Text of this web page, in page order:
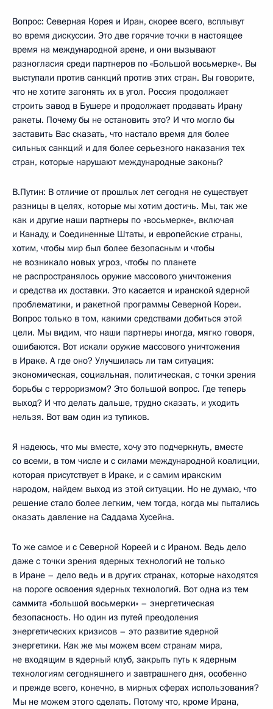
Вопрос: Северная Корея и Иран, скорее всего, всплывут
во время дискуссии. Это две горячие точки в настоящее
время на международной арене, и они вызывают
разногласия среди партнеров по «Большой восьмерке». Вы
выступали против санкций против этих стран. Вы говорите,
что не хотите загонять их в угол. Россия продолжает
строить завод в Бушере и продолжает продавать Ирану
ракеты. Почему бы не остановить это? И что могло бы
заставить Вас сказать, что настало время для более
сильных санкций и для более серьезного наказания тех
стран, которые нарушают международные законы?
В.Путин: В отличие от прошлых лет сегодня не существует
разницы в целях, которые мы хотим достичь. Мы, так же
как и другие наши партнеры по «восьмерке», включая
и Канаду, и Соединенные Штаты, и европейские страны,
хотим, чтобы мир был более безопасным и чтобы
не возникало новых угроз, чтобы по планете
не распространялось оружие массового уничтожения
и средства их доставки. Это касается и иранской ядерной
проблематики, и ракетной программы Северной Кореи.
Вопрос только в том, какими средствами добиться этой
цели. Мы видим, что наши партнеры иногда, мягко говоря,
ошибаются. Вот искали оружие массового уничтожения
в Ираке. А где оно? Улучшилась ли там ситуация:
экономическая, социальная, политическая, с точки зрения
борьбы с терроризмом? Это большой вопрос. Где теперь
выход? И что делать дальше, трудно сказать, и уходить
нельзя. Вот вам один из тупиков.
Я надеюсь, что мы вместе, хочу это подчеркнуть, вместе
со всеми, в том числе и с силами международной коалиции,
которая присутствует в Ираке, и с самим иракским
народом, найдем выход из этой ситуации. Но не думаю, что
решение стало более легким, чем тогда, когда мы пытались
оказать давление на Саддама Хусейна.
То же самое и с Северной Кореей и с Ираном. Ведь дело
даже с точки зрения ядерных технологий не только
в Иране – дело ведь и в других странах, которые находятся
на пороге освоения ядерных технологий. Вот одна из тем
саммита «большой восьмерки» – энергетическая
безопасность. Но один из путей преодоления
энергетических кризисов – это развитие ядерной
энергетики. Как же мы можем всем странам мира,
не входящим в ядерный клуб, закрыть путь к ядерным
технологиям сегодняшнего и завтрашнего дня, особенно
и прежде всего, конечно, в мирных сферах использования?
Мы не можем этого сделать. Потому что, кроме Ирана,